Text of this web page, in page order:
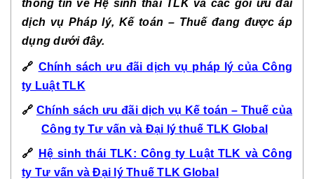
thông tin về Hệ sinh thái TLK và các gói ưu đãi
dịch vụ Pháp lý, Kế toán – Thuế đang được áp
dụng dưới đây.
🔗 Chính sách ưu đãi dịch vụ pháp lý của Công
ty Luật TLK
🔗 Chính sách ưu đãi dịch vụ Kế toán – Thuế của
Công ty Tư vấn và Đại lý thuế TLK Global
🔗
Hệ sinh thái TLK: Công ty Luật TLK và Công
ty Tư vấn và Đại lý Thuế TLK Global